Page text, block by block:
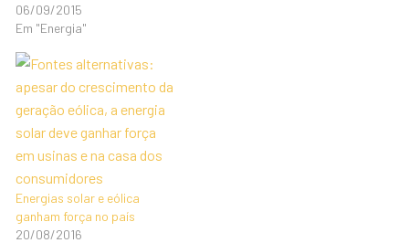
06/09/2015
Em "Energia"
Energias solar e eólica
ganham força no país
20/08/2016